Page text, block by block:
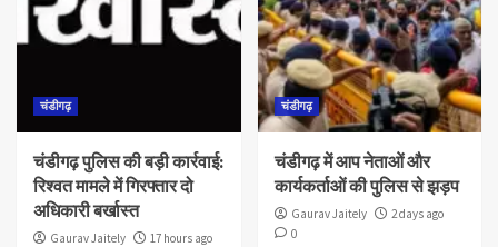
चंडीगढ़
चंडीगढ़ पुलिस की बड़ी कार्रवाई:
रिश्वत मामले में गिरफ्तार दो
अधिकारी बर्खास्त
Gaurav Jaitely
17 hours ago
चंडीगढ़
चंडीगढ़ में आप नेताओं और
कार्यकर्ताओं की पुलिस से झड़प
Gaurav Jaitely
2 days ago
0